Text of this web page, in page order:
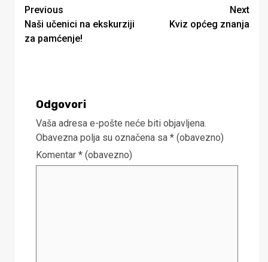
Continue
Reading
Previous
Naši učenici na ekskurziji
za pamćenje!
Next
Kviz općeg znanja
Odgovori
Vaša adresa e-pošte neće biti objavljena.
Obavezna polja su označena sa * (obavezno)
Komentar * (obavezno)